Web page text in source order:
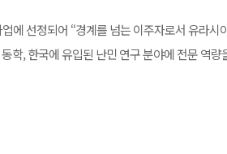
에 선정되어 “경계를 넘는 이주자로서 유라시
학, 한국에 유입된 난민 연구 분야에 전문 역량